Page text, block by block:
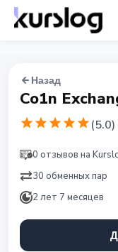
Назад
Co1n
(5.0)
0 отзывов на
30 обменных пар
2 лет 7 месяцев